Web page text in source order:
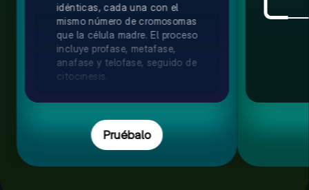
idénticas, cada una con el
mismo número de cromosomas
que la célula madre. El proceso
incluye profase, metafase,
anafase y telofase, seguido de
citocinesis.
Pruébalo